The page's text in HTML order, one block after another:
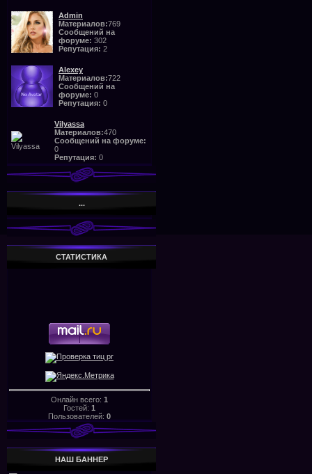
Admin
Материалов:769
Сообщений на
форуме: 302
Репутация: 2
Alexey
Материалов:722
Сообщений на
форуме: 0
Репутация: 0
Vilyassa
Материалов:470
Сообщений на форуме:
0
Репутация: 0
...
СТАТИСТИКА
Онлайн всего: 1
Гостей: 1
Пользователей: 0
НАШ БАHHЕР